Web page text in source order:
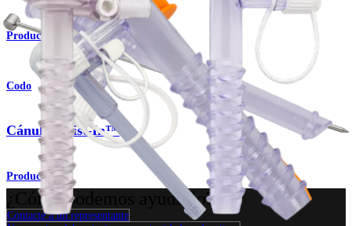
Producto
Codo
Cánula Twist-In™
Producto
¿Cómo podemos ayudarlo?
Contacte a un representante